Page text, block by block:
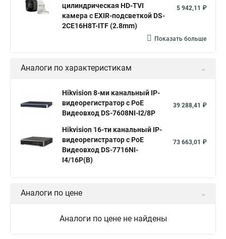
цилиндрическая HD-TVI
камера с EXIR-подсветкой DS-
2CE16H8T-ITF (2.8mm)
5 942,11 ₽
Показать больше
Аналоги по характеристикам
Hikvision 8-ми канальный IP-
видеорегистратор c PoE
Видеовход DS-7608NI-I2/8P
39 288,41 ₽
Hikvision 16-ти канальный IP-
видеорегистратор c PoE
Видеовход DS-7716NI-
I4/16P(B)
73 663,01 ₽
Аналоги по цене
Аналоги по цене не найдены